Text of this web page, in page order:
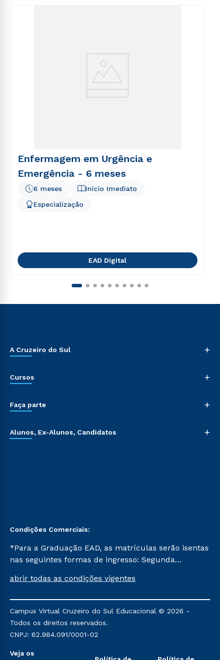
Enfermagem em Urgência e
Emergência - 6 meses
Início Imediato
6 meses
Especialização
EAD Digital
A Cruzeiro do Sul +
Cursos +
Faça parte +
Alunos, Ex-Alunos, Candidatos +
Condições Comerciais:
*Para a Graduação EAD, as matrículas serão isentas
nas seguintes formas de ingresso: Segunda
Já para as demais, a taxa de matrícula será de R$
mencionadas são referentes aos cursos: Ensino
Religioso, Geografia para a Docência e Metodologia
do Ensino de História: Questões Atuais.
abrir todas as condições vigentes
Campus Virtual Cruzeiro do Sul Educacional © 2026 -
Todos os direitos reservados.
CNPJ: 62.984.091/0001-02
Veja os